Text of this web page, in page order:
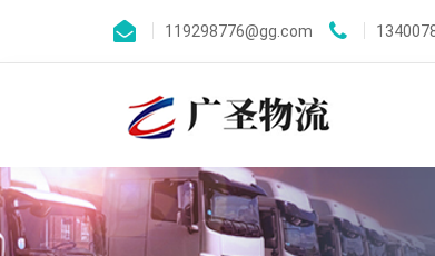
119298776@gg.com